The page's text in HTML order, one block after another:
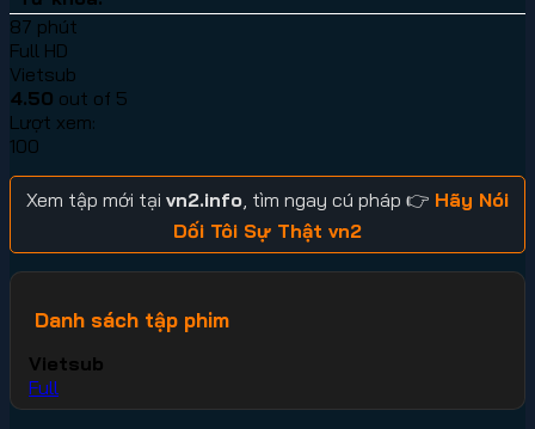
87 phút
Full HD
Vietsub
4.50 out of 5
Lượt xem:
100
Xem tập mới tại vn2.info , tìm ngay cú pháp 👉 Hãy Nói
Dối Tôi Sự Thật vn2
Danh sách tập phim
Vietsub
Full